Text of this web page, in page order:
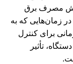
مصرف برق
زمان‌هایی که به
برای کنترل
تأثیر